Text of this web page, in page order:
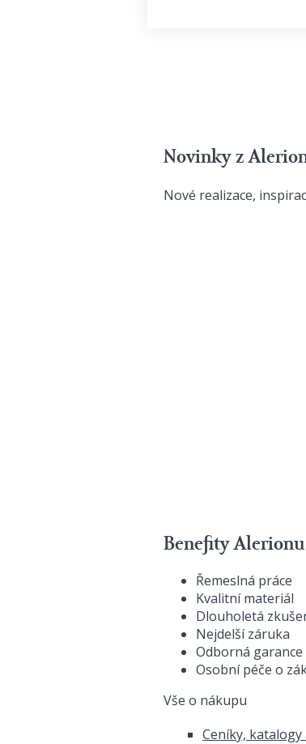
Novinky z
Nové realizace,
Benefity Alerionu
Řemeslná práce
Kvalitní materiál
Dlouholetá
Nejdelší záruka
Odborná garance
Osobní péče o
Vše o nákupu
Ceníky, katalogy